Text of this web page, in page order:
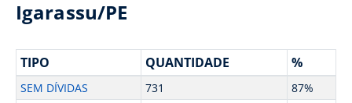
Igarassu/PE
TIPO QUANTIDADE %
SEM DÍVIDAS 731
87%